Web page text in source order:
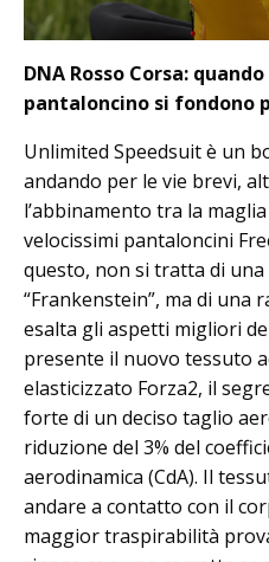
DNA Rosso Corsa:
pantaloncino si fondono
Unlimited Speedsuit è un
andando per le vie brevi,
l’abbinamento tra la
velocissimi pantaloncini
questo, non si tratta di
“Frankenstein”, ma di una
esalta gli aspetti migliori
presente il nuovo tessuto
elasticizzato Forza2, il
forte di un deciso taglio
riduzione del 3% del
aerodinamica (CdA). Il
andare a contatto con il
maggior traspirabilità